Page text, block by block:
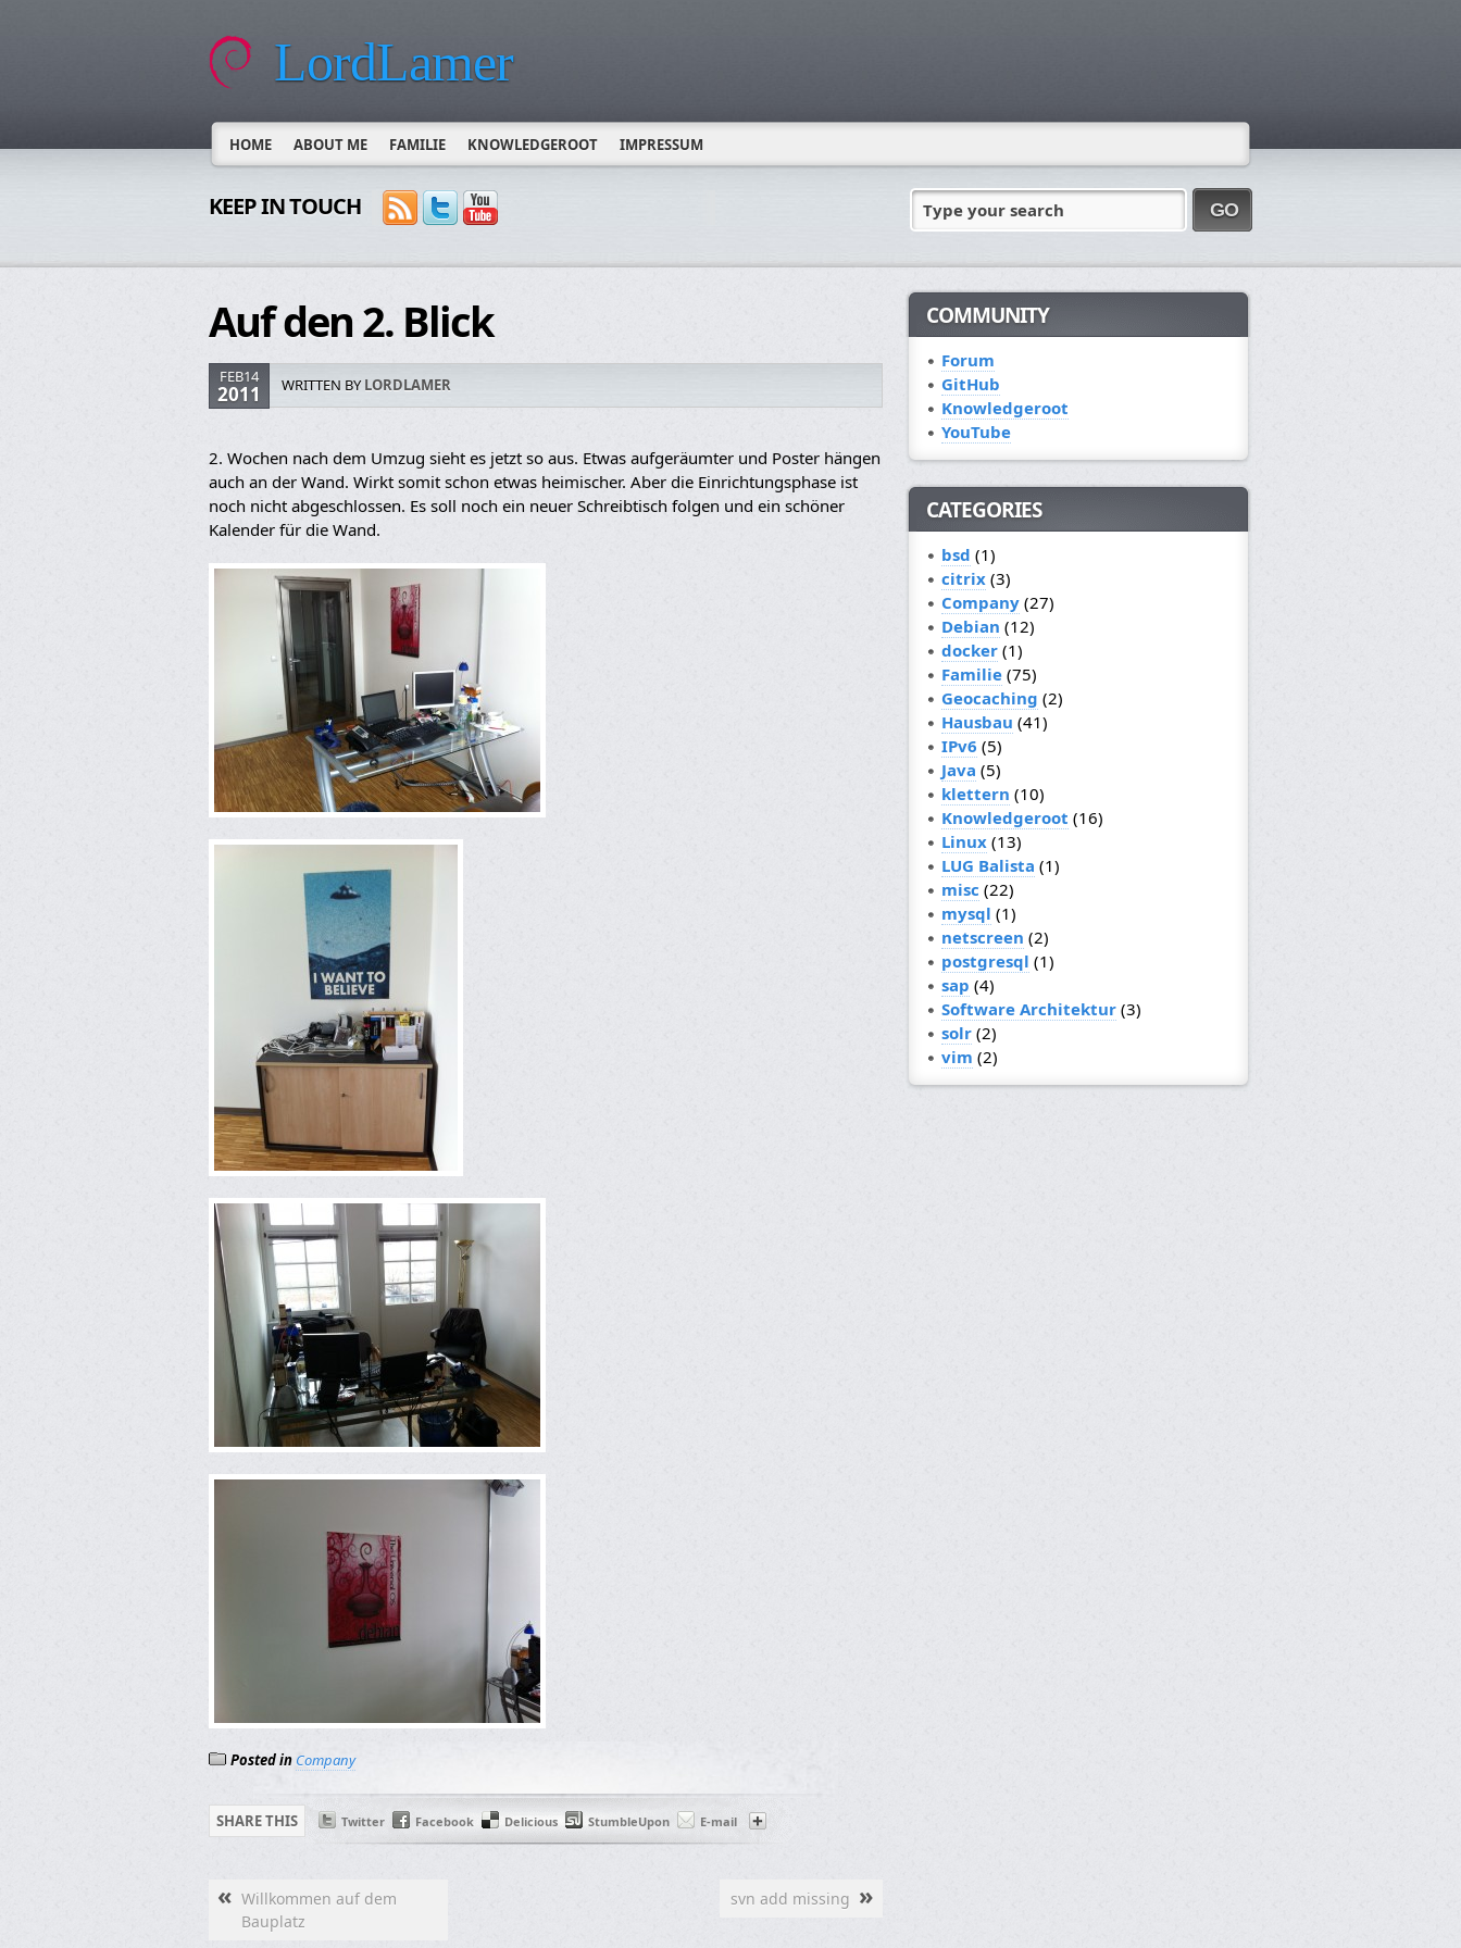
LordLamer
HOME ABOUT ME FAMILIE KNOWLEDGEROOT IMPRESSUM
KEEP IN TOUCH Type your search GO
Auf den 2. Blick
FEB14
2011 WRITTEN BYLORDLAMER
2. Wochen nach dem Umzug sieht es jetzt so aus. Etwas aufgeräumter und Poster hängen
auch an der Wand. Wirkt somit schon etwas heimischer. Aber die Einrichtungsphase ist
noch nicht abgeschlossen. Es soll noch ein neuer Schreibtisch folgen und ein schöner
Kalender für die Wand.
Posted in Company
SHARE THIS Twitter Facebook Delicious StumbleUpon E-mail
« Willkommen auf dem
Bauplatz
»
svn add missing
COMMUNITY
Forum
GitHub
Knowledgeroot
YouTube
CATEGORIES
bsd (1)
citrix (3)
Company (27)
Debian (12)
docker (1)
Familie (75)
Geocaching (2)
Hausbau (41)
IPv6 (5)
Java (5)
klettern (10)
Knowledgeroot (16)
Linux (13)
LUG Balista (1)
misc (22)
mysql (1)
netscreen (2)
postgresql (1)
sap (4)
Software Architektur (3)
solr (2)
vim (2)